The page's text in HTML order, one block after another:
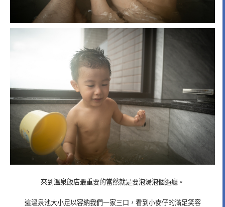
來到溫泉飯店最重要的當然就是要泡湯泡個過癮。
這溫泉池大小足以容納我們一家三口，看到小麥仔的滿足笑容